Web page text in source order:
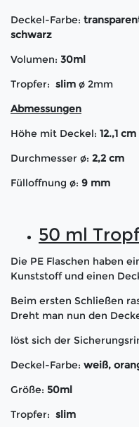
Deckel-Farbe:
schwarz
Volumen: 30ml
Tropfer: slim ø 2mm
Abmessungen
Höhe mit Deckel: 12.,1 cm
Durchmesser ø: 2,2 cm
Fülloffnung ø: 9 mm
50 ml
Die PE Flaschen haben
Kunststoff und einen
Beim ersten Schließen
Dreht man nun den
löst sich der
Deckel-Farbe: weiß,
Größe: 50ml
Tropfer: slim